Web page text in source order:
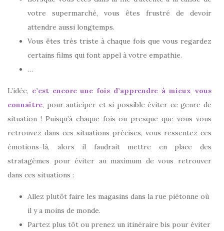
votre supermarché, vous êtes frustré de devoir
attendre aussi longtemps.
Vous êtes très triste à chaque fois que vous regardez
certains films qui font appel à votre empathie.
…
L’idée, c’est encore une fois d’apprendre à mieux vous
connaître, pour anticiper et si possible éviter ce genre de
situation ! Puisqu’à chaque fois ou presque que vous vous
retrouvez dans ces situations précises, vous ressentez ces
émotions-là, alors il faudrait mettre en place des
stratagèmes pour éviter au maximum de vous retrouver
dans ces situations :
Allez plutôt faire les magasins dans la rue piétonne où
il y a moins de monde.
Partez plus tôt ou prenez un itinéraire bis pour éviter